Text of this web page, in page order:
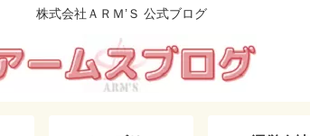
株式会社ＡＲＭ’Ｓ 公式ブログ